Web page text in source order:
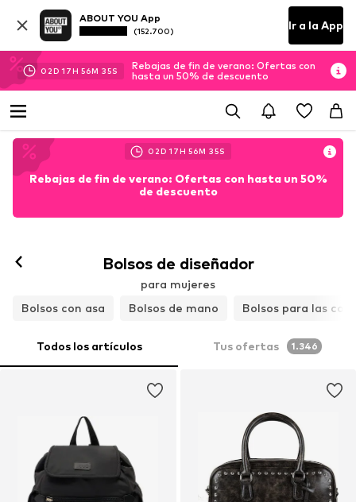
ABOUT YOU App
(152.700) Ir a la App
02D 17H 56M 34S
Rebajas de fin de verano: Ofertas con
hasta un 50% de descuento
02D 17H 56M 34S
Rebajas de fin de verano: Ofertas con hasta un 50%
de descuento
Bolsos de diseñador
para mujeres
Bolsos con asa
Bolsos de mano Bolsos para las
Todos los artículos Tus ofertas 1.346